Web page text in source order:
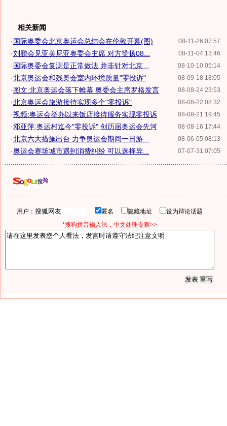
相关新闻
08-11-26 07:57
·国际奥委会北京奥运会总结会在伦敦开幕(图)
08-11-04 13:46
·刘鹏会见亚美尼亚奥委会主席 对方赞扬08...
08-10-10 05:14
·国际奥委会复测是正常做法 并非针对北京...
08-09-18 18:05
·北京奥运会和残奥会室内环境质量"零投诉"
08-08-24 23:53
·图文:北京奥运会落下帷幕 奥委会主席罗格发言
08-08-22 08:32
·北京奥运会旅游接待实现多个"零投诉"
08-08-21 19:45
·视频:奥运会举办以来饭店接待服务实现零投诉
08-08-16 17:44
·邓亚萍:奥运村迄今"零投诉" 创历届奥运会先河
08-06-05 08:13
·北京六大措施出台 力争奥运会期间一日游...
07-07-31 07:05
·奥运会赛场城市遇到消费纠纷 可以选择异...
用户： 匿名 隐藏地址
设为辩论话题
*搜狗拼音输入法，中文处理专家>>